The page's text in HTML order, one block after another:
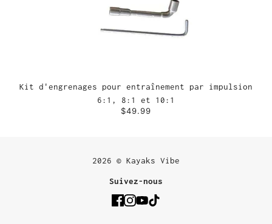
Kit d'engrenages pour entraînement par impulsion
6:1, 8:1 et 10:1
$49.99
2026 © Kayaks Vibe
Suivez-nous